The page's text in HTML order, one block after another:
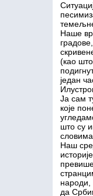
Наше
(као
један
Ја сам
које
што су
словима
Наш
народи,
да